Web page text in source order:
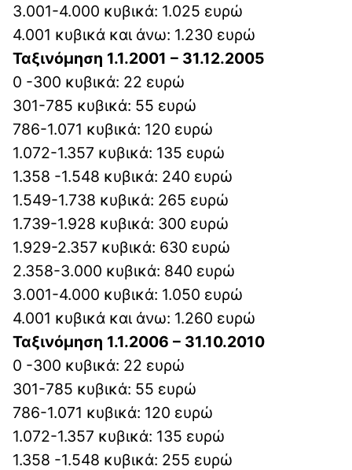
3.001-4.000 κυβικά: 1.025 ευρώ
4.001 κυβικά και άνω: 1.230 ευρώ
Ταξινόμηση 1.1.2001 – 31.12.2005
0 -300 κυβικά: 22 ευρώ
301-785 κυβικά: 55 ευρώ
786-1.071 κυβικά: 120 ευρώ
1.072-1.357 κυβικά: 135 ευρώ
1.358 -1.548 κυβικά: 240 ευρώ
1.549-1.738 κυβικά: 265 ευρώ
1.739-1.928 κυβικά: 300 ευρώ
1.929-2.357 κυβικά: 630 ευρώ
2.358-3.000 κυβικά: 840 ευρώ
3.001-4.000 κυβικά: 1.050 ευρώ
4.001 κυβικά και άνω: 1.260 ευρώ
Ταξινόμηση 1.1.2006 – 31.10.2010
0 -300 κυβικά: 22 ευρώ
301-785 κυβικά: 55 ευρώ
786-1.071 κυβικά: 120 ευρώ
1.072-1.357 κυβικά: 135 ευρώ
1.358 -1.548 κυβικά: 255 ευρώ